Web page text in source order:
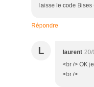
laisse le code
Répondre
L laurent 20/
<br /> OK
<br />